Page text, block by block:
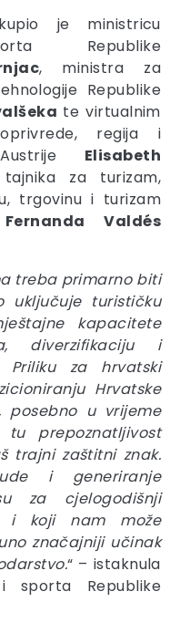
je ministricu
Republike
, ministra za
Republike
te virtualnim
regija i
Elisabeth
za turizam,
trgovinu i turizam
Fernanda Valdés
treba primarno biti
uključuje turističku
kapacitete
diverzifikaciju i
Priliku za hrvatski
Hrvatske
posebno u vrijeme
prepoznatljivost
trajni zaštitni znak.
i generiranje
za cjelogodišnji
i koji nam može
značajniji učinak
“ – istaknula
sporta Republike